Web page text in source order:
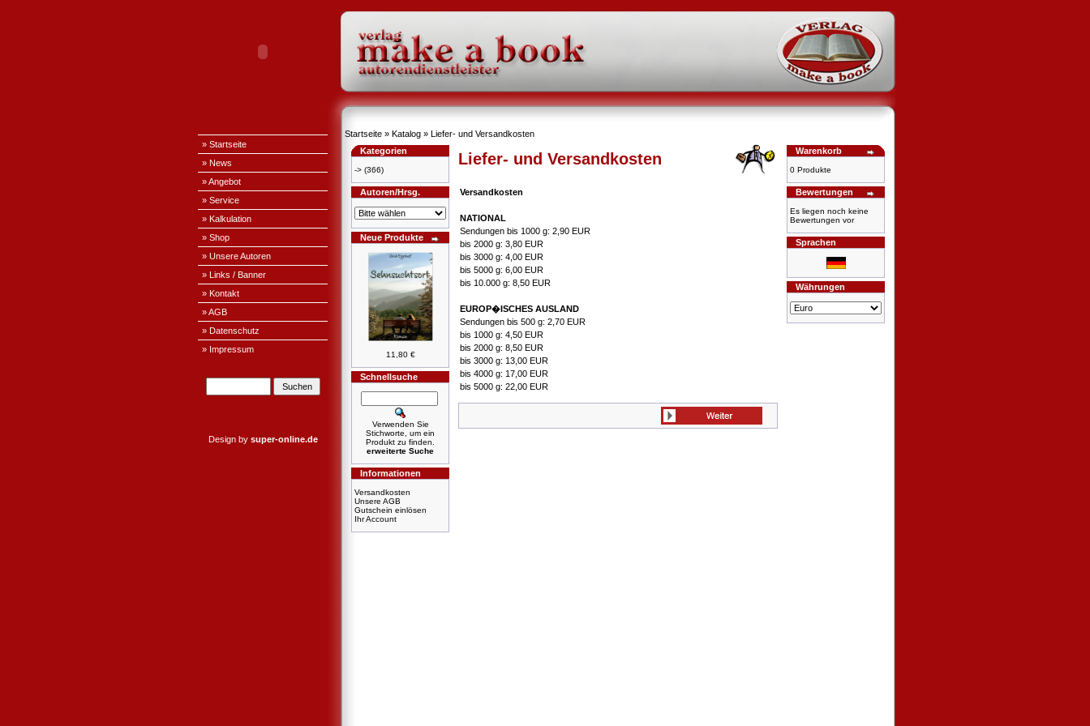
» Startseite
» News
» Angebot
» Service
» Kalkulation
» Shop
» Unsere Autoren
» Links / Banner
» Kontakt
» AGB
» Datenschutz
» Impressum
Design by super-online.de
Startseite » Katalog » Liefer- und Versandkosten
Kategorien
-> (366)
Autoren/Hrsg.
Neue Produkte
11,80 €
Schnellsuche
Verwenden Sie
Stichworte, um ein
Produkt zu finden.
erweiterte Suche
Informationen
Versandkosten
Unsere AGB
Gutschein einlösen
Ihr Account
Liefer- und Versandkosten
Versandkosten
NATIONAL
Sendungen bis 1000 g: 2,90 EUR
bis 2000 g: 3,80 EUR
bis 3000 g: 4,00 EUR
bis 5000 g: 6,00 EUR
bis 10.000 g: 8,50 EUR
EUROP�ISCHES AUSLAND
Sendungen bis 500 g: 2,70 EUR
bis 1000 g: 4,50 EUR
bis 2000 g: 8,50 EUR
bis 3000 g: 13,00 EUR
bis 4000 g: 17,00 EUR
bis 5000 g: 22,00 EUR
Warenkorb
0 Produkte
Bewertungen
Es liegen noch keine
Bewertungen vor
Sprachen
Währungen